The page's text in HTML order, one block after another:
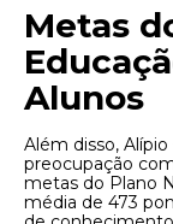
Metas
Alunos
Além disso, Alípio
preocupação
metas do Plano
média de 473